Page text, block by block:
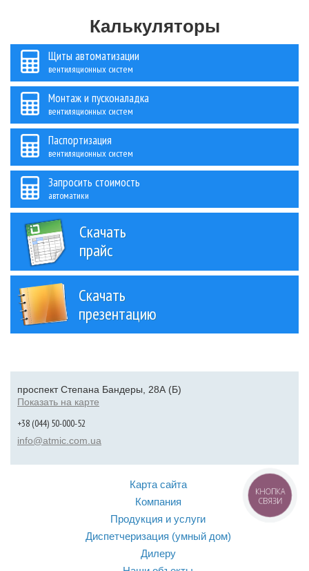
Калькуляторы
Щиты автоматизации
вентиляционных систем
Монтаж и пусконаладка
вентиляционных систем
Паспортизация
вентиляционных систем
Запросить стоимость
автоматики
Скачать
прайс
Скачать
презентацию
проспект Степана Бандеры, 28А (Б)
Показать на карте
+38 (044) 50-000-52
info@atmic.com.ua
Карта сайта
Компания
Продукция и услуги
Диспетчеризация (умный дом)
Дилеру
КНОПКА
СВЯЗИ